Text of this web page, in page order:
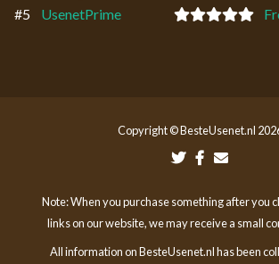
#5
UsenetPrime
Copyright © BesteUsenet.nl
Note: When you purchase something after you
links on our website, we may receive a small
All information on BesteUsenet.nl has been